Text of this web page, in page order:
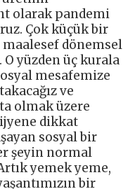
olarak pandemi
Çok küçük bir
dönemsel
yüzden üç kurala
mesafemize
ve
olmak üzere
dikkat
sosyal bir
şeyin normal
yemek yeme,
bir